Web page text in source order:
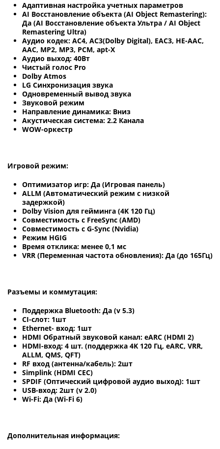
Адаптивная настройка учетных параметров
AI Восстановление объекта (AI Object Remastering):
Да (AI Восстановление объекта Ультра / AI Object
Remastering Ultra)
Аудио кодек: AC4, AC3(Dolby Digital), EAC3, HE-AAC,
AAC, MP2, MP3, PCM, apt-X
Аудио выход: 40Вт
Чистый голос Pro
Dolby Atmos
LG Синхронизация звука
Одновременный вывод звука
Звуковой режим
Направление динамика: Вниз
Акустическая система: 2.2 Канала
WOW-оркестр
Игровой режим:
Оптимизатор игр: Да (Игровая панель)
ALLM (Автоматический режим с низкой
задержкой)
Dolby Vision для гейминга (4K 120 Гц)
Совместимость с FreeSync (AMD)
Совместимость с G-Sync (Nvidia)
Режим HGIG
Время отклика: менее 0,1 мс
VRR (Переменная частота обновления): Да (до 165Гц)
Разъемы и коммутация:
Поддержка Bluetooth: Да (v 5.3)
CI-слот: 1шт
Ethernet- вход: 1шт
HDMI Обратный звуковой канал: eARC (HDMI 2)
HDMI-вход: 4 шт. (поддержка 4K 120 Гц, eARC, VRR,
ALLM, QMS, QFT)
RF вход (антенна/кабель): 2шт
Simplink (HDMI CEC)
SPDIF (Оптический цифровой аудио выход): 1шт
USB-вход: 2шт (v 2.0)
Wi-Fi: Да (Wi-Fi 6)
Дополнительная информация: